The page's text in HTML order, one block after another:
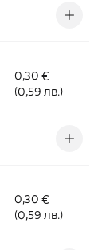
0,30 €
(0,59 лв.)
0,30 €
(0,59 лв.)